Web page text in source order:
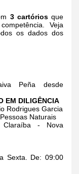
3 cartóriosque
Veja
os dados dos
Peña desde
EM DILIGÊNCIA
Rodrigues Garcia
Naturais
Claraíba - Nova
Sexta. De: 09:00